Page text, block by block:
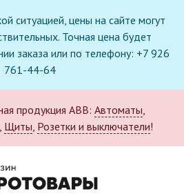
ситуацией, цены на сайте могут
Точная цена будет
заказа или по телефону: +7 926
761-44-64
продукция ABB: Автоматы,
, Щиты, Розетки и выключатели!